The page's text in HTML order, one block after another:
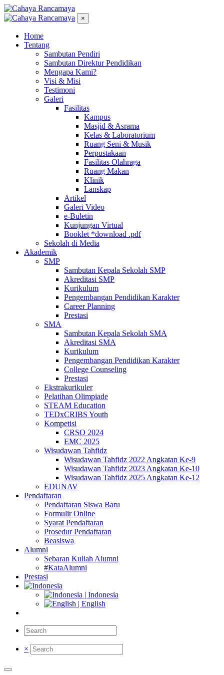
×
Home
Tentang
Sambutan Pendiri
Sambutan Direktur Pendidikan
Mengapa Kami?
Visi & Misi
Testimoni
Galeri
Fasilitas
Kampus
Masjid & Asrama
Kelas & Laboratorium
Ruang Seni & Musik
Perpustakaan
Fasilitas Olahraga
Ruang Makan
Klinik
Lanskap
Artikel
Galeri Video
e-Buletin
Kunjungan Virtual
Booklet *download .pdf
Sekolah di Media
Akademik
SMP
Sambutan Kepala Sekolah SMP
Akreditasi SMP
Kurikulum
Pengembangan Pendidikan Karakter
Career Planning
Prestasi
SMA
Sambutan Kepala Sekolah SMA
Akreditasi SMA
Kurikulum
Pengembangan Pendidikan Karakter
College Counseling
Prestasi
Ekstrakurikuler
Pelatihan Olimpiade
STEAM Education
TEDxCRIBS Youth
Kompetisi
CRSO 2024
EMC 2025
Wisudawan Tahfidz
Wisudawan Tahfidz 2022 Angkatan Ke-9
Wisudawan Tahfidz 2023 Angkatan Ke-10
Wisudawan Tahfidz 2025 Angkatan Ke-12
EDUNAV
Pendaftaran
Pendaftaran Siswa Baru
Formulir Online
Syarat Pendaftaran
Prosedur Pendaftaran
Beasiswa
Alumni
Sebaran Kuliah Alumni
#KataAlumni
Prestasi
| Indonesia
| English
×